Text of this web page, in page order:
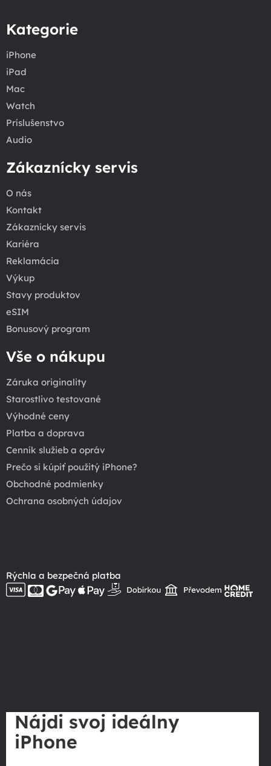
Kategorie
iPhone
iPad
Mac
Watch
Príslušenstvo
Audio
Zákaznícky servis
O nás
Kontakt
Zákaznícky servis
Kariéra
Reklamácia
Výkup
Stavy produktov
eSIM
Bonusový program
Vše o nákupu
Záruka originality
Starostlivo testované
Výhodné ceny
Platba a doprava
Cenník služieb a opráv
Prečo si kúpiť použitý iPhone?
Obchodné podmienky
Ochrana osobných údajov
Rýchla a bezpečná platba
Nájdi svoj ideálny
iPhone